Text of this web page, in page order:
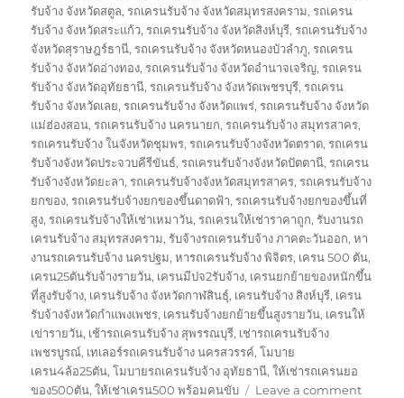
รับจ้าง จังหวัดสตูล,รถเครนรับจ้าง จังหวัดสมุทรสงคราม,รถเครน
รับจ้าง จังหวัดสระแก้ว,รถเครนรับจ้าง จังหวัดสิงห์บุรี,รถเครนรับจ้าง
จังหวัดสุราษฎร์ธานี,รถเครนรับจ้าง จังหวัดหนองบัวลำภู,รถเครน
รับจ้าง จังหวัดอ่างทอง,รถเครนรับจ้าง จังหวัดอำนาจเจริญ,รถเครน
รับจ้าง จังหวัดอุทัยธานี,รถเครนรับจ้าง จังหวัดเพชรบุรี,รถเครน
รับจ้าง จังหวัดเลย,รถเครนรับจ้าง จังหวัดแพร่,รถเครนรับจ้าง จังหวัด
แม่ฮ่องสอน,รถเครนรับจ้าง นครนายก,รถเครนรับจ้าง สมุทรสาคร,
รถเครนรับจ้าง ในจังหวัดชุมพร,รถเครนรับจ้างจังหวัดตราด,รถเครน
รับจ้างจังหวัดประจวบคีรีขันธ์,รถเครนรับจ้างจังหวัดปัตตานี,รถเครน
รับจ้างจังหวัดยะลา,รถเครนรับจ้างจังหวัดสมุทรสาคร,รถเครนรับจ้าง
ยกของ,รถเครนรับจ้างยกของขึ้นดาดฟ้า,รถเครนรับจ้างยกของขึ้นที่
สูง,รถเครนรับจ้างให้เช่าเหมาวัน,รถเครนให้เช่าราคาถูก,รับงานรถ
เครนรับจ้าง สมุทรสงคราม,รับจ้างรถเครนรับจ้าง ภาคตะวันออก,หา
งานรถเครนรับจ้าง นครปฐม,หารถเครนรับจ้าง พิจิตร, เครน 500 ตัน,
เครน25ตันรับจ้างรายวัน, เครนมีปจ2รับจ้าง, เครนยกย้ายของหนักขึ้น
ที่สูงรับจ้าง, เครนรับจ้าง จังหวัดกาฬสินธุ์, เครนรับจ้าง สิงห์บุรี, เครน
รับจ้างจังหวัดกำแพงเพชร, เครนรับจ้างยกย้ายขึ้นสูงรายวัน, เครนให้
เข่ารายวัน, เช้ารถเครนรับจ้าง สุพรรณบุรี, เช่ารถเครนรับจ้าง
เพชรบูรณ์, เทเลอร์รถเครนรับจ้าง นครสวรรค์,โมบาย
เครน4ล้อ25ตัน,โมบายรถเครนรับจ้าง อุทัยธานี,ให้เช่ารถเครนยอ
ของ500ตัน,ให้เช่าเครน500 พร้อมคนขับ Leave a commenton